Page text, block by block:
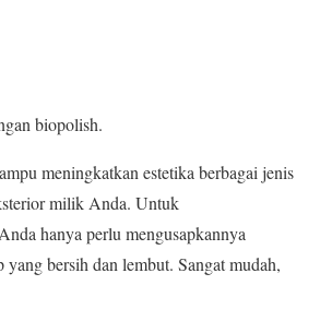
biopolish.
meningkatkan estetika berbagai jenis
milik Anda. Untuk
hanya perlu mengusapkannya
bersih dan lembut. Sangat mudah,